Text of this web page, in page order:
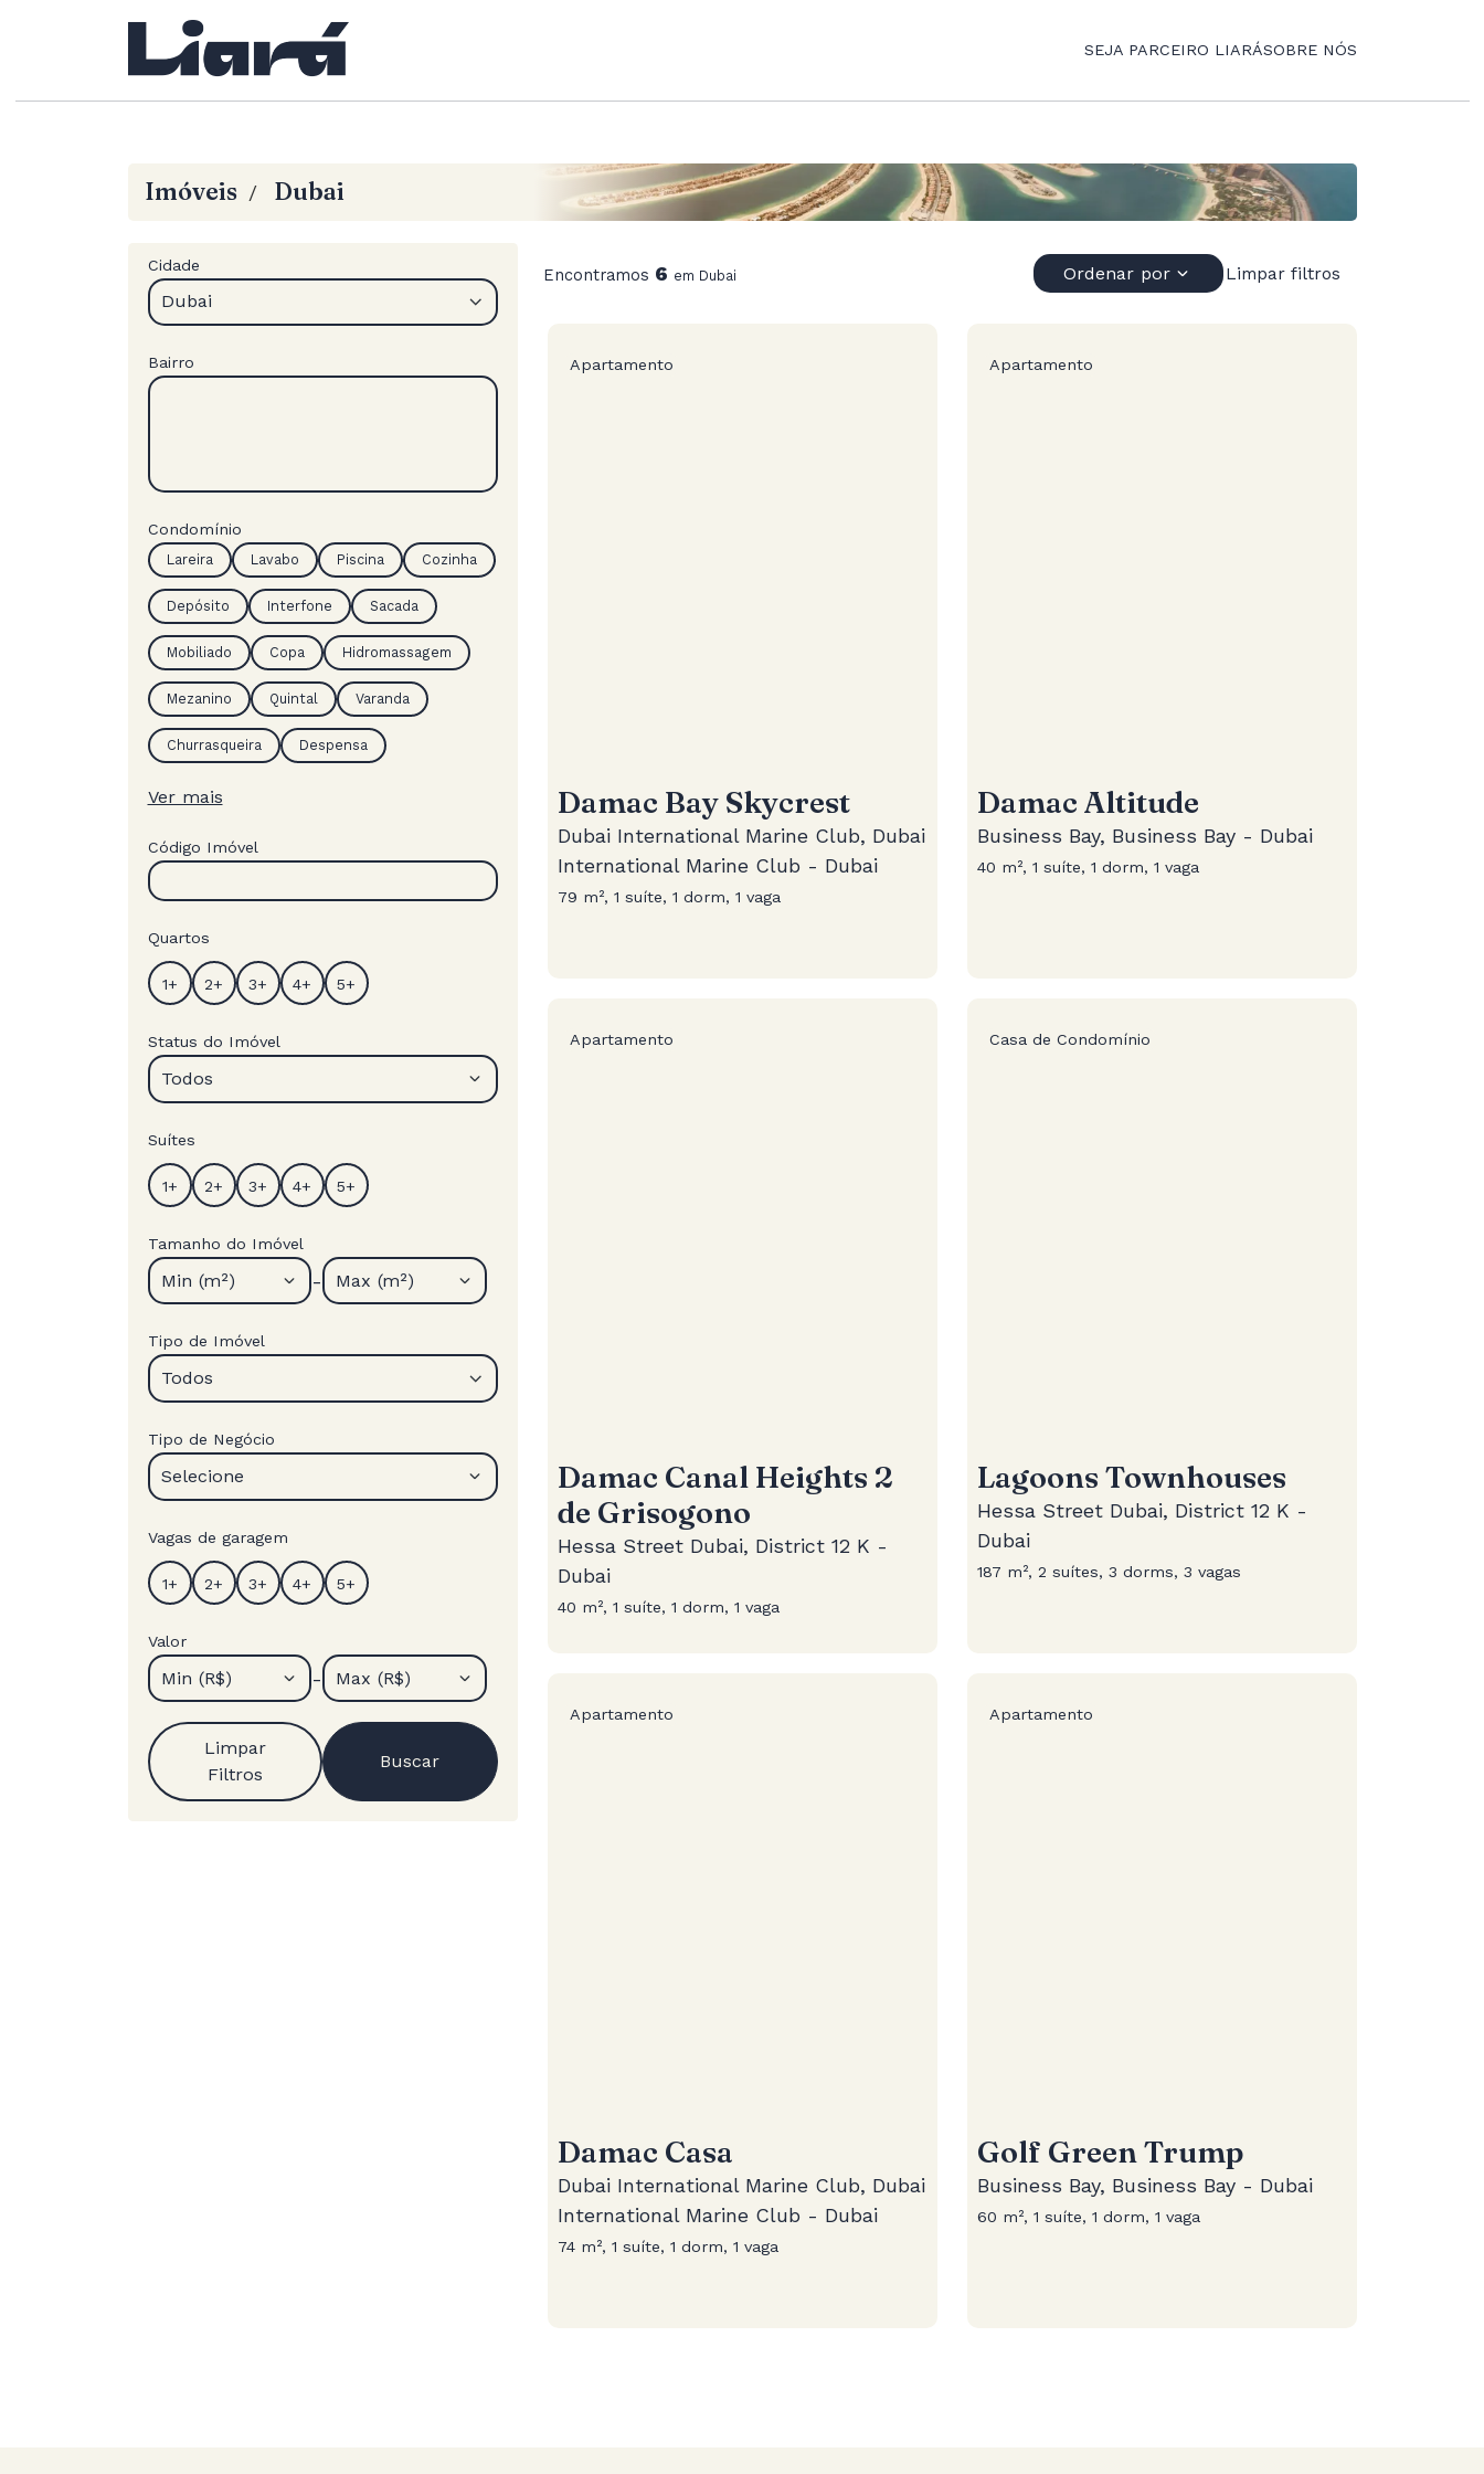
SEJA PARCEIRO LIARÁSOBRE NÓS
Imóveis / Dubai
Cidade
Dubai
Bairro
Condomínio
Lareira Lavabo Piscina Cozinha
Depósito Interfone Sacada
Mobiliado Copa Hidromassagem
Mezanino Quintal Varanda
Churrasqueira Despensa
Ver mais
Código Imóvel
Quartos
Status do Imóvel
Todos
Suítes
Tamanho do Imóvel
Min (m²) - Max (m²)
Tipo de Imóvel
Todos
Tipo de Negócio
Selecione
Vagas de garagem
Valor
Min (R$) - Max (R$)
Limpar
Filtros
Buscar
Encontramos 6 em Dubai Ordenar por Limpar filtros
Apartamento
Damac Bay Skycrest
Dubai International Marine Club, Dubai
International Marine Club - Dubai
79 m², 1 suíte, 1 dorm, 1 vaga
Apartamento
Damac Altitude
Business Bay, Business Bay - Dubai
40 m², 1 suíte, 1 dorm, 1 vaga
Apartamento
Damac Canal Heights 2
de Grisogono
Hessa Street Dubai, District 12 K -
Dubai
40 m², 1 suíte, 1 dorm, 1 vaga
Casa de Condomínio
Lagoons Townhouses
Hessa Street Dubai, District 12 K -
Dubai
187 m², 2 suítes, 3 dorms, 3 vagas
Apartamento
Damac Casa
Dubai International Marine Club, Dubai
International Marine Club - Dubai
74 m², 1 suíte, 1 dorm, 1 vaga
Apartamento
Golf Green Trump
Business Bay, Business Bay - Dubai
60 m², 1 suíte, 1 dorm, 1 vaga